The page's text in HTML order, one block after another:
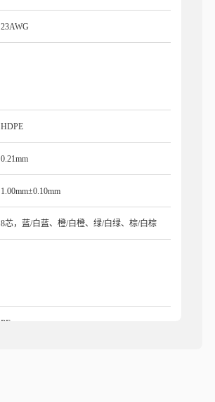
23AWG
HDPE
0.21mm
1.00mm±0.10mm
8芯，蓝/白蓝、橙/白橙、绿/白绿、棕/白棕
PE